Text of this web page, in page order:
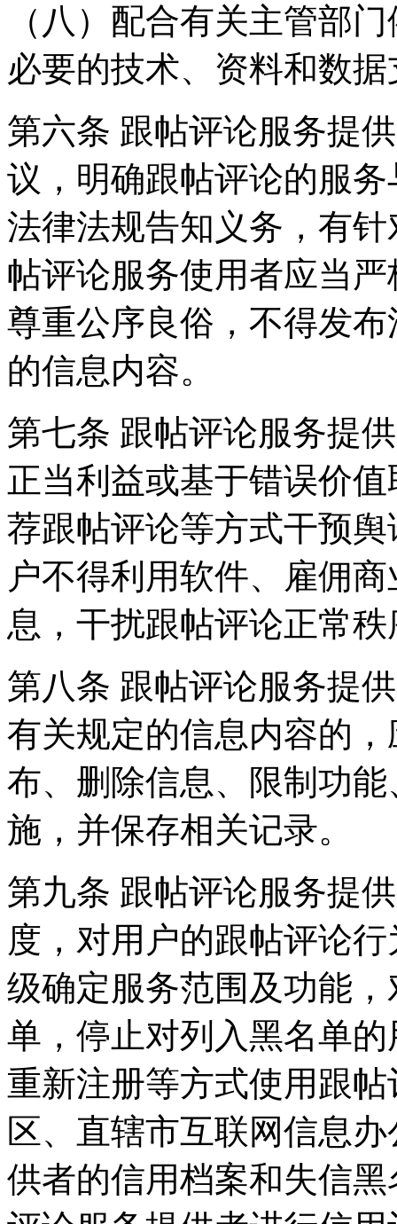
（八）配合有关主管部
必要的技术、资料和数
第六条 跟帖评论服务提
议，明确跟帖评论的服
法律法规告知义务，有
帖评论服务使用者应当
尊重公序良俗，不得发
的信息内容。
第七条 跟帖评论服务提
正当利益或基于错误价
荐跟帖评论等方式干预
户不得利用软件、雇佣
息，干扰跟帖评论正常
第八条 跟帖评论服务提
有关规定的信息内容的
布、删除信息、限制功
施，并保存相关记录。
第九条 跟帖评论服务提
度，对用户的跟帖评论
级确定服务范围及功能
单，停止对列入黑名单
重新注册等方式使用跟
区、直辖市互联网信息
供者的信用档案和失信